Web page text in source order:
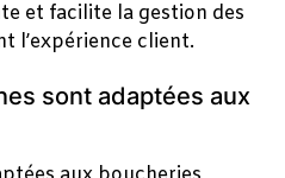
et facilite la gestion des
l’expérience client.
sont adaptées aux